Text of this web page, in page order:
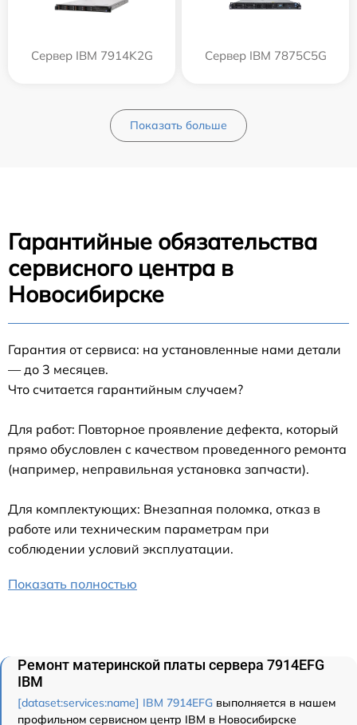
Сервер IBM 7914K2G Сервер IBM 7875C5G
Показать больше
Гарантийные обязательства
сервисного центра в
Новосибирске
Гарантия от сервиса: на установленные нами детали
— до 3 месяцев.
Что считается гарантийным случаем?
Для работ: Повторное проявление дефекта, который
прямо обусловлен с качеством проведенного ремонта
(например, неправильная установка запчасти).
Для комплектующих: Внезапная поломка, отказ в
работе или техническим параметрам при
соблюдении условий эксплуатации.
Показать полностью
Ремонт материнской платы сервера 7914EFG
IBM
[dataset:services:name] IBM 7914EFG выполняется в нашем
профильном сервисном центр IBM в Новосибирске